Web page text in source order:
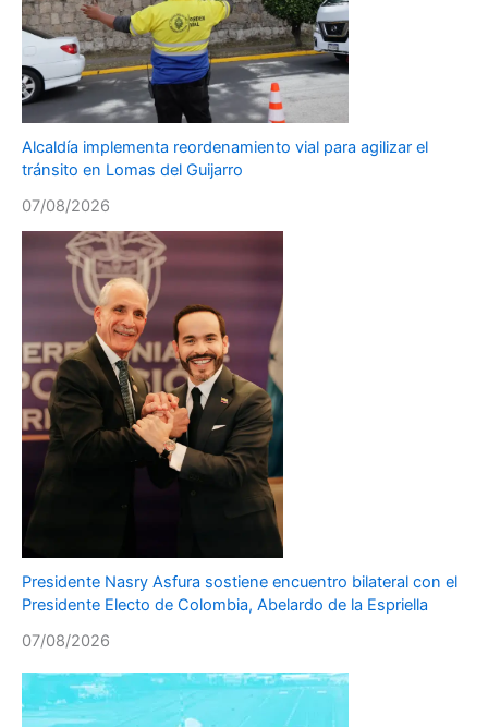
Alcaldía implementa reordenamiento vial para agilizar el
tránsito en Lomas del Guijarro
07/08/2026
Presidente Nasry Asfura sostiene encuentro bilateral con el
Presidente Electo de Colombia, Abelardo de la Espriella
07/08/2026